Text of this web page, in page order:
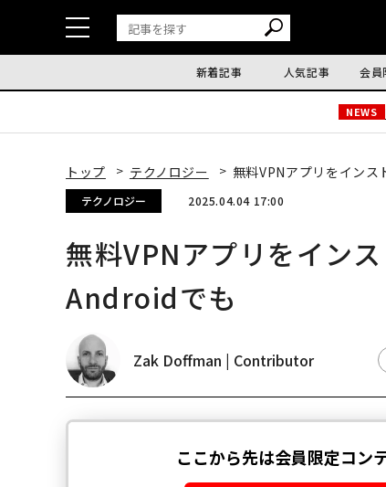
新着記事 人気記事 会員
NEWS
トップ テクノロジー 無料VPNアプリをイン
テクノロジー 2025.04.04 17:00
無料VPNアプリをイン
Androidでも
Zak Doffman | Contributor